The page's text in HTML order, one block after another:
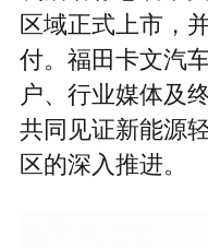
区域正式上市，
付。福田卡文汽
户、行业媒体及
共同见证新能源
区的深入推进。